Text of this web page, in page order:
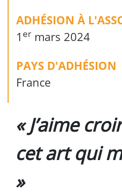
ADHÉSION À
1 er mars 2024
PAYS D'ADHÉSION
France
« J’aime
cet art qui
»